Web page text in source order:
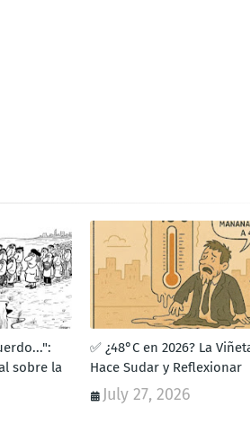
sobre la
✅ ¿48°C en 2026? La
Hace Sudar y Reflexionar
July 27, 2026